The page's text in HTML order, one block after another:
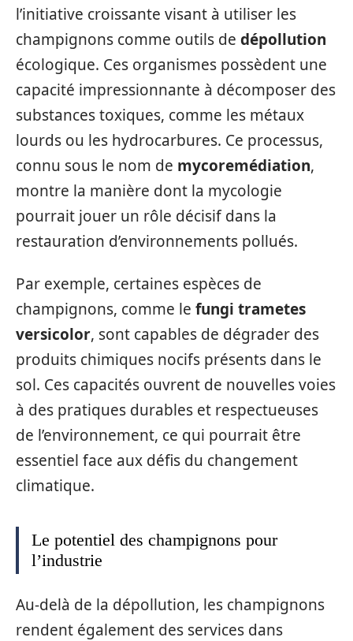
l’initiative croissante visant à utiliser les
champignons comme outils de dépollution
écologique. Ces organismes possèdent une
capacité impressionnante à décomposer des
substances toxiques, comme les métaux
lourds ou les hydrocarbures. Ce processus,
connu sous le nom de mycoremédiation,
montre la manière dont la mycologie
pourrait jouer un rôle décisif dans la
restauration d’environnements pollués.
Par exemple, certaines espèces de
champignons, comme le fungi trametes
versicolor, sont capables de dégrader des
produits chimiques nocifs présents dans le
sol. Ces capacités ouvrent de nouvelles voies
à des pratiques durables et respectueuses
de l’environnement, ce qui pourrait être
essentiel face aux défis du changement
climatique.
Le potentiel des champignons pour
l’industrie
Au-delà de la dépollution, les champignons
rendent également des services dans